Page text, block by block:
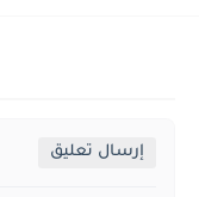
إرسال تعليق